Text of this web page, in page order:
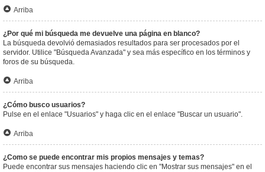
Arriba
¿Por qué mi búsqueda me devuelve una página en blanco?
La búsqueda devolvió demasiados resultados para ser procesados por el
servidor. Utilice "Búsqueda Avanzada" y sea más específico en los términos y
foros de su búsqueda.
Arriba
¿Cómo busco usuarios?
Pulse en el enlace "Usuarios" y haga clic en el enlace "Buscar un usuario".
Arriba
¿Como se puede encontrar mis propios mensajes y temas?
Puede encontrar sus mensajes haciendo clic en "Mostrar sus mensajes" en el